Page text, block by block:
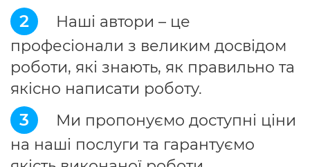
2
Наші автори – це
професіонали з великим досвідом
роботи, які знають, як правильно та
якісно написати роботу.
3
Ми пропонуємо доступні ціни
на наші послуги та гарантуємо